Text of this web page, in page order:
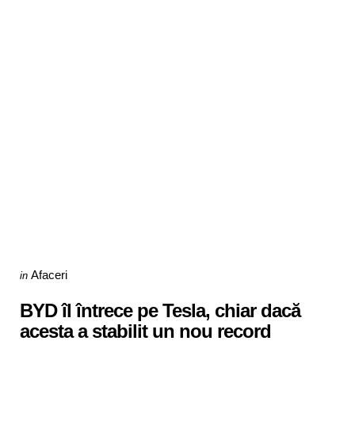
Categories
Posted
in Afaceri
BYD îl întrece pe Tesla, chiar dacă
acesta a stabilit un nou record